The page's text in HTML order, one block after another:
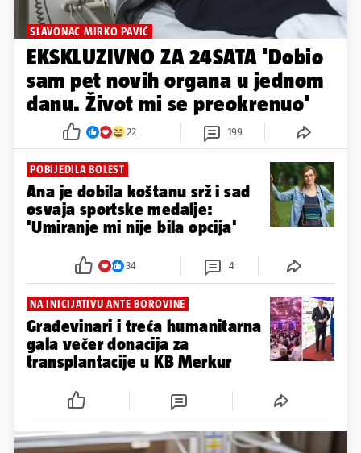
SLAVONAC MIRKO PAVIĆ
EKSKLUZIVNO ZA 24SATA 'Dobio
sam pet novih organa u jednom
danu. Život mi se preokrenuo'
22 199
POBIJEDILA BOLEST
Ana je dobila koštanu srž i sad
osvaja sportske medalje:
'Umiranje mi nije bila opcija'
34 4
NA INICIJATIVU ANTE BOROVINE
Građevinari i treća humanitarna
gala večer donacija za
transplantacije u KB Merkur